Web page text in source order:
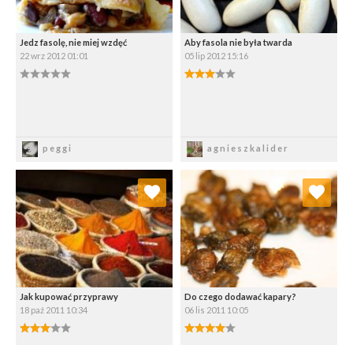
Jedz fasolę, nie miej wzdęć
22 wrz 2012 01:01
0.00/5
peggi
Aby fasola nie była twarda
05 lip 2012 15:16
3.00/5
agnieszkalider
Jak kupować przyprawy
18 paź 2011 10:34
3.00/5
Dodaj do ulubionych
Wybierz listę:
Do czego dodawać kapary?
06 lis 2011 10:05
4.00/5
Dodaj do ulubionych
Wybierz listę: